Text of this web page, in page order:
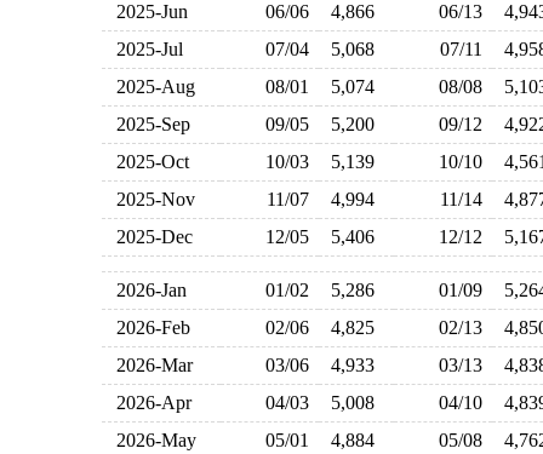
2025-Jun
06/06 4,866 06/13
2025-Jul
07/04 5,068 07/11
2025-Aug
08/01 5,074 08/08
2025-Sep
09/05 5,200 09/12
2025-Oct
10/03 5,139 10/10
2025-Nov
11/07 4,994 11/14
2025-Dec
12/05 5,406 12/12
2026-Jan 01/02 5,286 01/09
2026-Feb
02/06 4,825 02/13
2026-Mar
03/06 4,933 03/13
2026-Apr
04/03 5,008 04/10
2026-May
05/01 4,884 05/08